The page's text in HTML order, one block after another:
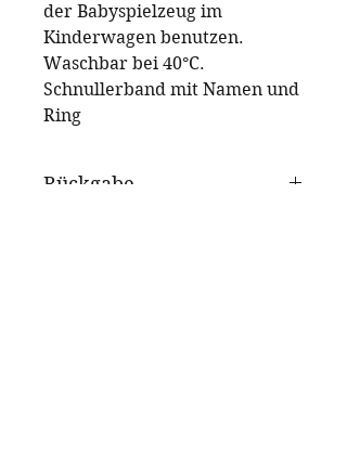
der Babyspielzeug im
Kinderwagen benutzen.
Waschbar bei 40°C.
Schnullerband mit Namen und
Ring
Rückgabe